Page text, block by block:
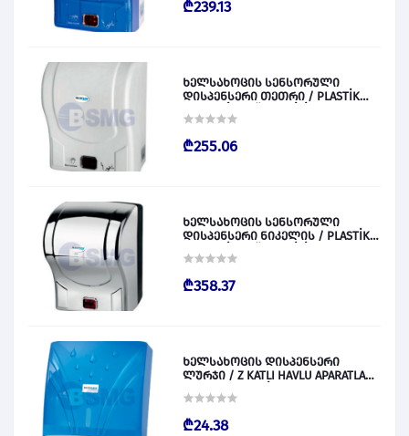
₾239.13
ხელსახოცის სენსორული
დისპენსერი თეთრი / PLASTİK
028829
₾255.06
ხელსახოცის სენსორული
დისპენსერი ნიკელის / PLASTİK
028830
₾358.37
ხელსახოცის დისპენსერი
ლურჯი / Z KATLI HAVLU APARATLARI
₾24.38